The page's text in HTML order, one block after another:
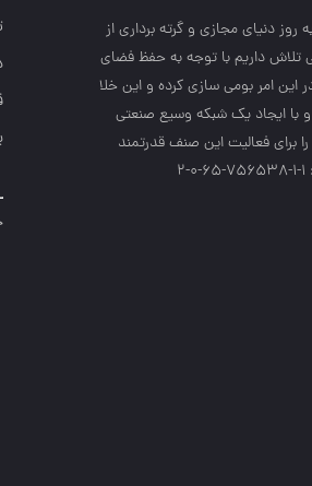
روز دنياي مجازي و گرته برداري از
تلاش داريم با توجه به حفظ فضاي
اين امر بومي سازي كرده و اين خلا
و با ايجاد يك شبكه وسيع صنعتي
را براي فعاليت اين صنف قدرتمند